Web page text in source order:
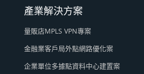
產業解決方案
量販店MPLS VPN專案
金融業客戶局外點網路優化案
企業單位多據點資料中心建置案